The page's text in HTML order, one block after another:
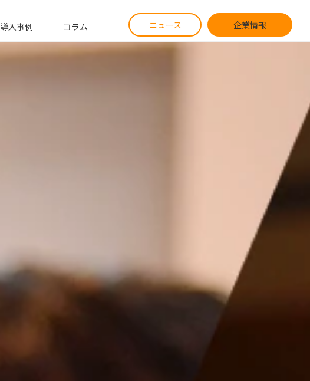
導入事例 コラム ニュース 企業情報